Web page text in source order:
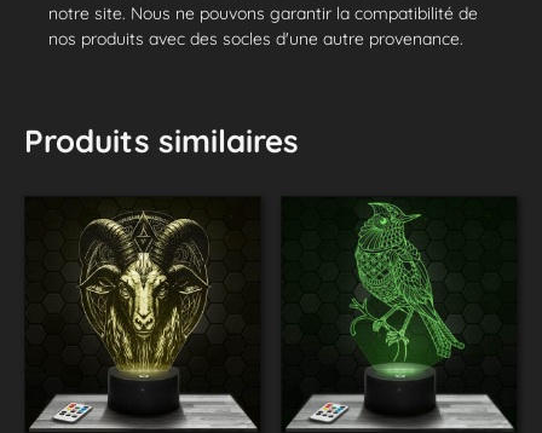
notre site. Nous ne pouvons garantir la compatibilité de
nos produits avec des socles d'une autre provenance.
Produits similaires